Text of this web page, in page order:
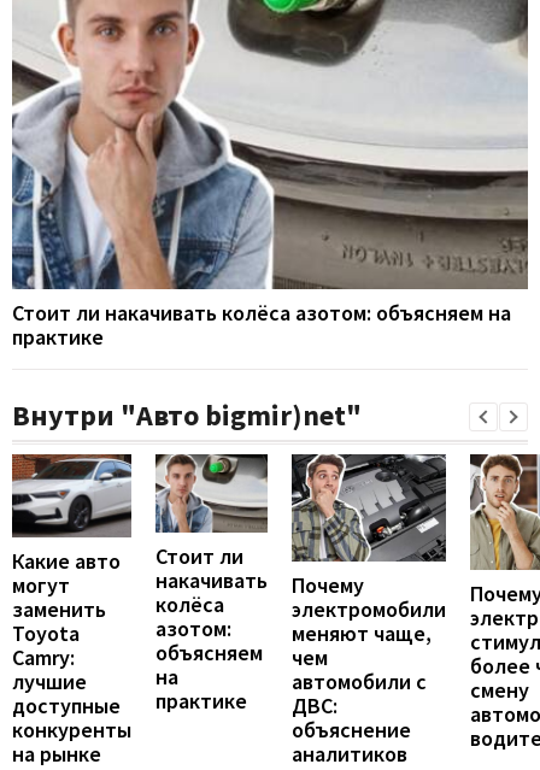
Стоит ли накачивать колёса азотом: объясняем на
практике
Внутри "Авто bigmir)net"
Какие авто
могут
заменить
Toyota
Camry:
лучшие
доступные
конкуренты
на рынке
Стоит ли
накачивать
колёса
азотом:
объясняем
на
практике
Почему
электромобили
меняют чаще,
чем
автомобили с
ДВС:
объяснение
аналитиков
более
смену